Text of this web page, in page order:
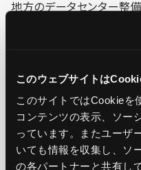
このウェブサイトは
このサイトではCookieを
コンテンツの表示、ソー
っています。またユーザ
いても情報を収集し、ソ
の各パートナーと共有し
地方のデータセンター整
なサービスを地域でも東
行的にデジタル実装を進
備が進められる予定です。
さらに、地政学的な状況
められます。データセン